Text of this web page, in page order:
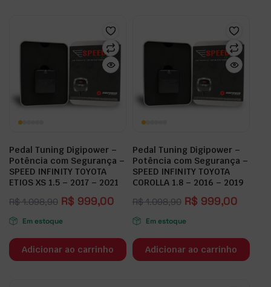
Pedal Tuning Digipower –
Potência com Segurança –
SPEED INFINITY TOYOTA
ETIOS XS 1.5 – 2017 – 2021
R$1.098,90 R$ 999,00
Em estoque
Adicionar ao carrinho
Pedal Tuning Digipower –
Potência com Segurança –
SPEED INFINITY TOYOTA
COROLLA 1.8 – 2016 – 2019
R$1.098,90 R$ 999,00
Em estoque
Adicionar ao carrinho